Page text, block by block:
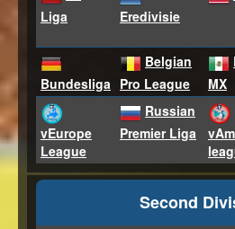
Liga
Eredivisie
Bundesliga
Belgian
Pro League
MX
vEurope
League
Russian
Premier Liga
Second